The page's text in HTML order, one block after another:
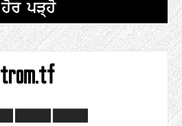
ਹੋਰ ਪੜ੍ਹੋ
trom.tf